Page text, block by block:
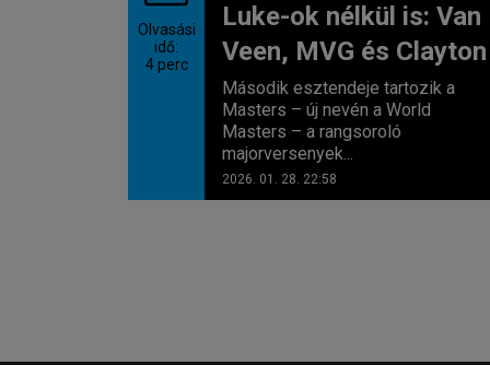
Olvasási
idő:
4 perc
Luke-ok nélkül is: Van
Veen, MVG és Clayton
Második esztendeje tartozik a
Masters – új nevén a World
Masters – a rangsoroló
majorversenyek...
2026. 01. 28. 22:58